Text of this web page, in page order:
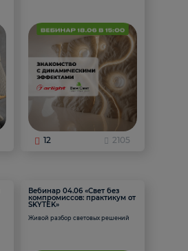
12 2105
Вебинар 04.06 «Свет без
компромиссов: практикум от
SKYTEK»
Живой разбор световых решений